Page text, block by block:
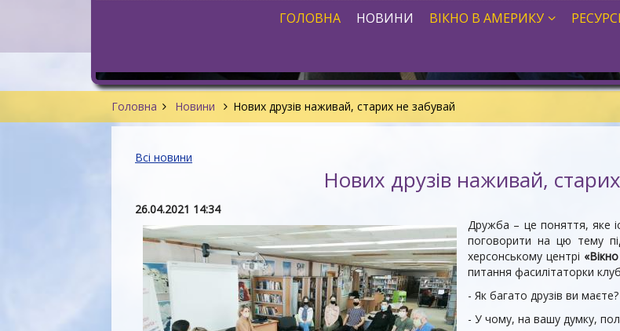
Сайт відділу документів іноземними мовами є частиною
ГОЛОВНА НОВИНИ ВІКНО В АМЕРИКУ
Головна Новини Нових друзів наживай, старих не забувай
Всі новини
Нових друзів наживай,
26.04.2021 14:34
Дружба – це поняття, яке
поговорити на цю тему
херсонському центрі
питання фасилітаторки
- Як багато друзів ви маєте?
- У чому, на вашу думку,